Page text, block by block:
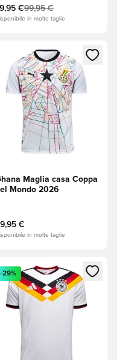
€99,95 €
in molte taglie
o registrarsi come
una finestra modale
Maglia casa Coppa
Mondo 2026
€
in molte taglie
o registrarsi come
una finestra modale
-29%